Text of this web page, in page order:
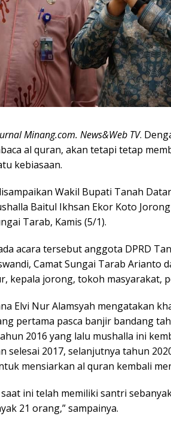
Minang.com. News&Web TV.
al quran, akan tetapi tetap
kebiasaan.
Wakil Bupati Tanah
Baitul Ikhsan Ekor Koto
Tarab, Kamis (5/1).
acara tersebut anggota DPRD
Camat Sungai Tarab Arianto
kepala jorong, tokoh masyarakat,
Elvi Nur Alamsyah mengatakan
pertama pasca banjir bandang
2016 yang lalu mushalla ini
selesai 2017, selanjutnya tahun
mensiarkan al quran kembali
ini telah memiliki santri
21 orang,” sampainya.